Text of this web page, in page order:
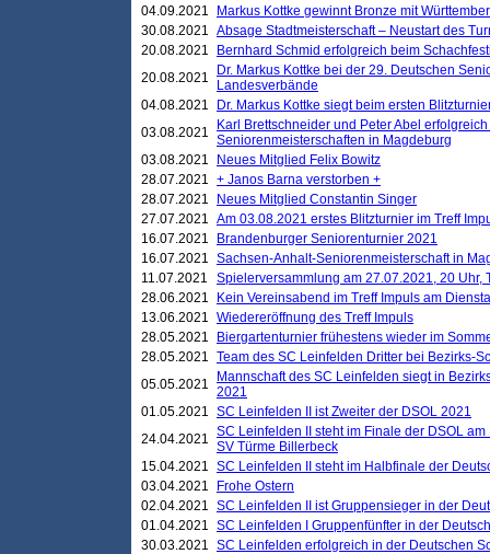
04.09.2021
Markus Kottke gewinnt Bronze mit
30.08.2021 Absage Stadtmeisterschaft – Neustart des
20.08.2021
Bernhard Schmid erfolgreich beim
20.08.2021
Dr. Markus Kottke bei der 29. Deutschen
Landesverbände
04.08.2021
Dr. Markus Kottke siegt beim ersten
03.08.2021
Karl Brettschneider und Peter Abel
Seniorenmeisterschaften in Magdeburg
03.08.2021
Neues Mitglied Felix Bowitz
28.07.2021 + Janos Barna verstorben +
28.07.2021
Neues Mitglied Constantin Singer
27.07.2021 Am 03.08.2021 erstes Blitzturnier im Treff
16.07.2021
Brandenburger Seniorenturnier 2021
16.07.2021 Sachsen-Anhalt-Seniorenmeisterschaft in
11.07.2021
Spielerversammlung am 27.07.2021, 20 Uhr,
28.06.2021
Kein Vereinsabend im Treff Impuls am
13.06.2021 Wiedereröffnung des Treff Impuls
28.05.2021
Biergartenturnier frühestens wieder im
28.05.2021 Team des SC Leinfelden Dritter bei Bezirks-
05.05.2021
Mannschaft des SC Leinfelden siegt in
2021
01.05.2021 SC Leinfelden II ist Zweiter der DSOL 2021
24.04.2021 SC Leinfelden II steht im Finale der DSOL
SV Türme Billerbeck
15.04.2021 SC Leinfelden II steht im Halbfinale der
03.04.2021
Frohe Ostern
02.04.2021 SC Leinfelden II ist Gruppensieger in der
01.04.2021 SC Leinfelden I Gruppenfünfter in der
30.03.2021 SC Leinfelden erfolgreich in der Deutschen